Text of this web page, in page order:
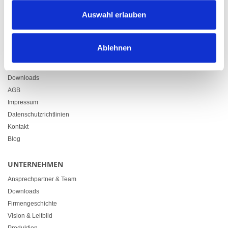
Auswahl erlauben
Ablehnen
Zürcherstrasse 37
LINKS
Downloads
AGB
Impressum
Datenschutzrichtlinien
Kontakt
Blog
UNTERNEHMEN
Ansprechpartner & Team
Downloads
Firmengeschichte
Vision & Leitbild